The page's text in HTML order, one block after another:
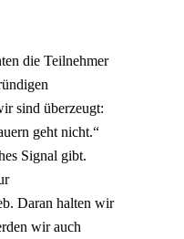
die Teilnehmer
sind überzeugt:
geht nicht.“
Signal gibt.
Daran halten wir
wir auch